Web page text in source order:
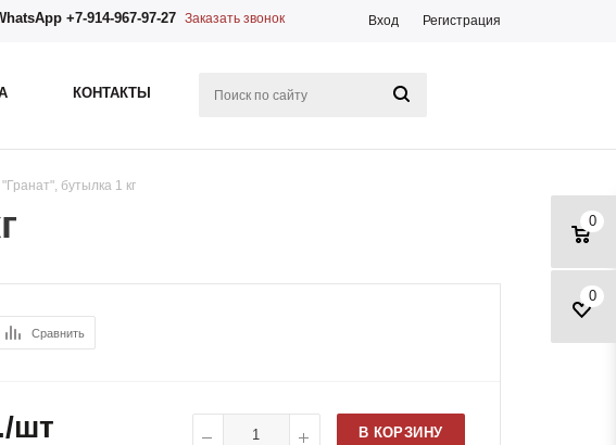
+7-914-967-97-27 Заказать звонок Вход Регистрация
КОНТАКТЫ
0
0
бутылка 1 кг
Сравнить
/шт В КОРЗИНУ